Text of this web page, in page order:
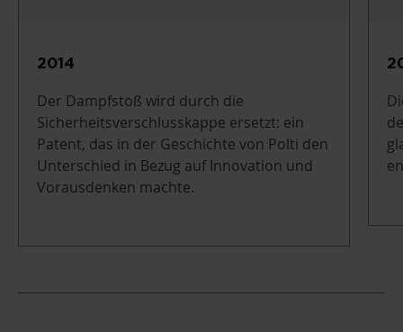
2014
Der Dampfstoß wird durch die
Sicherheitsverschlusskappe ersetzt: ein
Patent, das in der Geschichte von Polti den
Unterschied in Bezug auf Innovation und
Vorausdenken machte.